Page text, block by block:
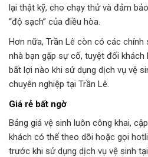
lại thật kỹ, cho chạy thử và đảm
“độ sạch” của điều hòa.
Hơn nữa, Trần Lê còn có các chính
nhà bạn gặp sự cố, tuyệt đối khách
bất lợi nào khi sử dụng dịch vụ vệ
chuyên nghiệp tại Trần Lê.
Giá rẻ bất ngờ
Bảng giá vệ sinh luôn công khai,
khách có thể theo dõi hoặc gọi
trước khi sử dụng dịch vụ vệ sinh